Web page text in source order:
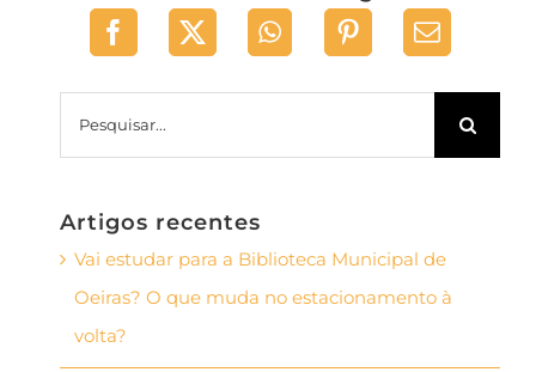
Artigos recentes
Vai estudar para a Biblioteca Municipal de
Oeiras? O que muda no estacionamento à
volta?